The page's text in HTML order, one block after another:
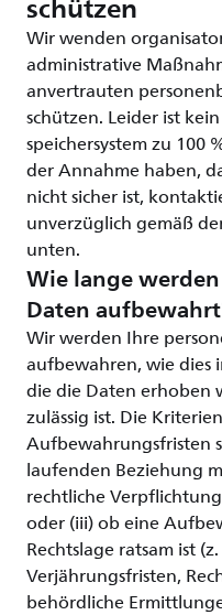
Wir wenden
administrative
anvertrauten
schützen. Leider ist
speichersystem zu 100
der Annahme haben,
nicht sicher ist,
unverzüglich gemäß
unten.
Wie lange
Daten
Wir werden Ihre
aufbewahren, wie dies
die die Daten erhoben
zulässig ist. Die
Aufbewahrungsfristen
laufenden Beziehung
rechtliche
oder (iii) ob eine
Rechtslage ratsam ist
Verjährungsfristen,
behördliche